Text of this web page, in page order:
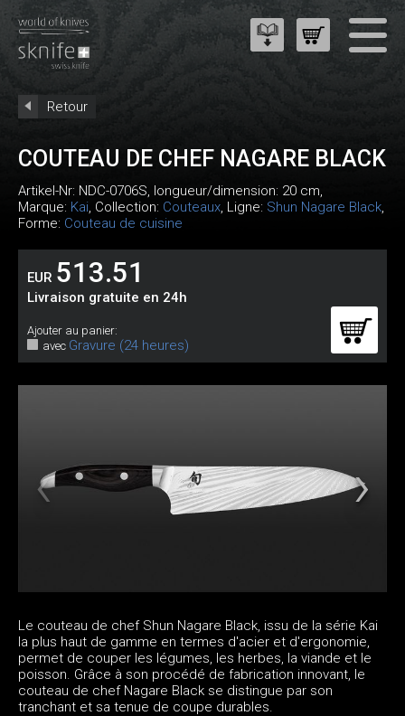
Retour
COUTEAU DE CHEF NAGARE BLACK
Artikel-Nr: NDC-0706S, longueur/dimension: 20 cm,
Marque: Kai, Collection: Couteaux, Ligne: Shun Nagare Black,
Forme: Couteau de cuisine
EUR 513.51
Livraison gratuite en 24h
Ajouter au panier:
avec Gravure (24 heures)
Le couteau de chef Shun Nagare Black, issu de la série Kai
la plus haut de gamme en termes d'acier et d'ergonomie,
permet de couper les légumes, les herbes, la viande et le
poisson. Grâce à son procédé de fabrication innovant, le
couteau de chef Nagare Black se distingue par son
tranchant et sa tenue de coupe durables.